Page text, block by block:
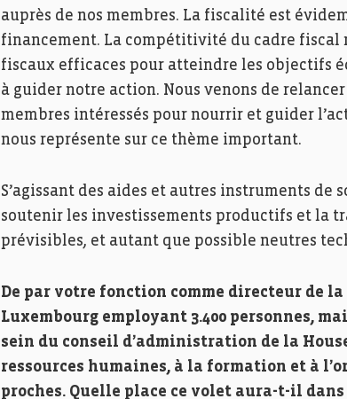
auprès de nos membres. La fiscalité est
financement. La compétitivité du cadre fiscal
fiscaux efficaces pour atteindre les objectifs
à guider notre action. Nous venons de
membres intéressés pour nourrir et guider
nous représente sur ce thème important.
S’agissant des aides et autres instruments de
soutenir les investissements productifs et la
prévisibles, et autant que possible neutres
De par votre fonction comme directeur de
Luxembourg employant 3.400 personnes,
sein du conseil d’administration de la
ressources humaines, à la formation et à
proches. Quelle place ce volet aura-t-il dans